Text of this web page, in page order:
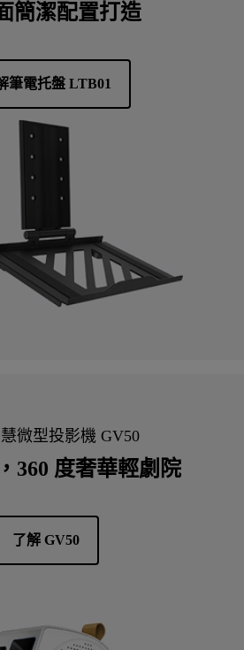
簡潔配置打造
筆電托盤 LTB01
微型投影機 GV50
360 度奢華輕劇院
了解 GV50